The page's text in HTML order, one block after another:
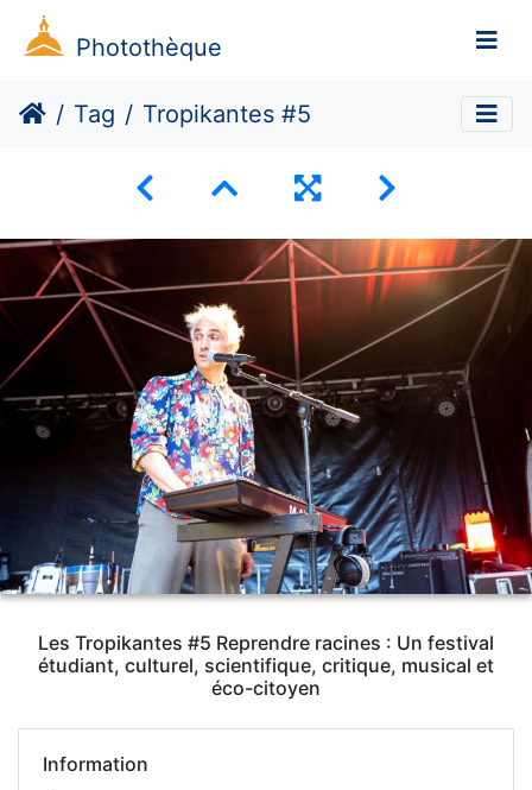
Photothèque
Tag Tropikantes #5
Les Tropikantes #5 Reprendre racines : Un festival
étudiant, culturel, scientifique, critique, musical et
éco-citoyen
Information